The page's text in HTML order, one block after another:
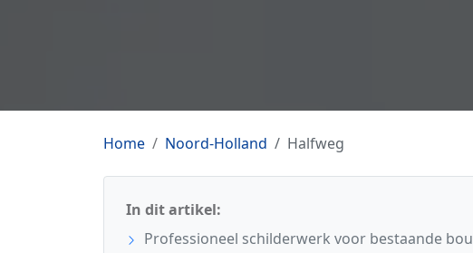
Home Noord-Holland Halfweg
In dit artikel:
Professioneel schilderwerk voor bestaande